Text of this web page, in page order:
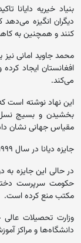
بنیاد خیریه دایانا
دیگران انگیزه
کنند و همچنین به
محمد جاوید امانی
افغانستان ایجاد کرده
می‌‌کند.
این نهاد نوشته است که
بخشیدن و بسیج نسل‌
مقیاس جهانی نشان
جایزه دیانا در سال ۱۹۹۹به افتخار شاهزاده دایانا راه اندازی شد.
حکومت سرپرست
مکتب منع کرده‌ است.
وزارت تحصیلات
دانشگاه‌ها و مراکز